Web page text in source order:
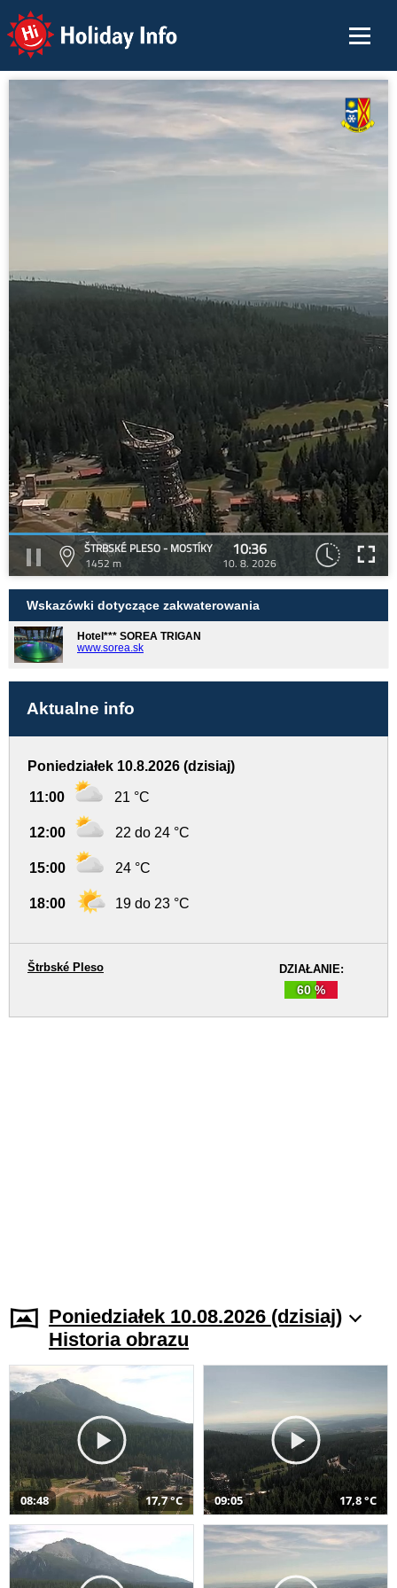
Holiday Info
ŠTRBSKÉ PLESO - MOSTÍKY
1452 m
10:36
10. 8. 2026
Wskazówki dotyczące zakwaterowania
Hotel*** SOREA TRIGAN
www.sorea.sk
Aktualne info
Poniedziałek 10.8.2026 (dzisiaj)
11:00 21 °C
12:00 22 do 24 °C
15:00 24 °C
18:00 19 do 23 °C
DZIAŁANIE:
60 %
Štrbské Pleso
Poniedziałek 10.08.2026 (dzisiaj)
Historia obrazu
08:48 17,7 °C 09:05 17,8 °C